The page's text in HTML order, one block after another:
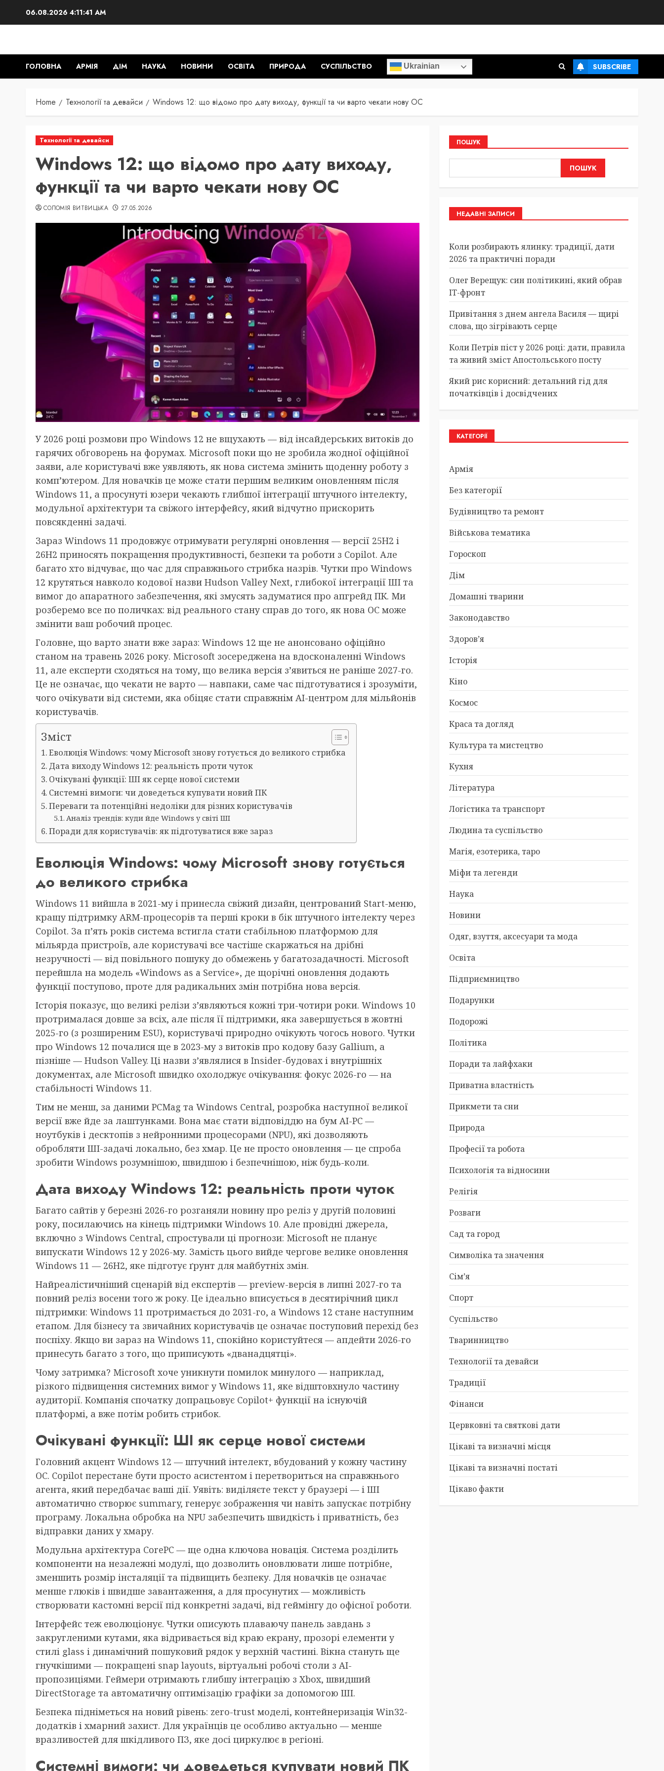
06.08.2026 4:11:42 AM
ГОЛОВНА АРМІЯ ДІМ НАУКА НОВИНИ ОСВІТА ПРИРОДА СУСПІЛЬСТВО Ukrainian SUBSCRIBE
Home Технології та девайси Windows 12: що відомо про дату виходу, функції та чи варто чекати нову ОС
Технології та девайси
Windows 12: що відомо про дату виходу,
функції та чи варто чекати нову ОС
СОЛОМІЯ ВИТВИЦЬКА 27.05.2026
У 2026 році розмови про Windows 12 не вщухають — від інсайдерських витоків до
гарячих обговорень на форумах. Microsoft поки що не зробила жодної офіційної
заяви, але користувачі вже уявляють, як нова система змінить щоденну роботу з
комп’ютером. Для новачків це може стати першим великим оновленням після
Windows 11, а просунуті юзери чекають глибшої інтеграції штучного інтелекту,
модульної архітектури та свіжого інтерфейсу, який відчутно прискорить
повсякденні задачі.
Зараз Windows 11 продовжує отримувати регулярні оновлення — версії 25H2 і
26H2 приносять покращення продуктивності, безпеки та роботи з Copilot. Але
багато хто відчуває, що час для справжнього стрибка назрів. Чутки про Windows
12 крутяться навколо кодової назви Hudson Valley Next, глибокої інтеграції ШІ та
вимог до апаратного забезпечення, які змусять задуматися про апгрейд ПК. Ми
розберемо все по поличках: від реального стану справ до того, як нова ОС може
змінити ваш робочий процес.
Головне, що варто знати вже зараз: Windows 12 ще не анонсовано офіційно
станом на травень 2026 року. Microsoft зосереджена на вдосконаленні Windows
11, але експерти сходяться на тому, що велика версія з’явиться не раніше 2027-го.
Це не означає, що чекати не варто — навпаки, саме час підготуватися і зрозуміти,
чого очікувати від системи, яка обіцяє стати справжнім AI-центром для мільйонів
користувачів.
Зміст
Еволюція Windows: чому Microsoft знову готується до великого стрибка
Дата виходу Windows 12: реальність проти чуток
Очікувані функції: ШІ як серце нової системи
Системні вимоги: чи доведеться купувати новий ПК
Переваги та потенційні недоліки для різних користувачів
Аналіз трендів: куди йде Windows у світі ШІ
Поради для користувачів: як підготуватися вже зараз
Еволюція Windows: чому Microsoft знову готується
до великого стрибка
Windows 11 вийшла в 2021-му і принесла свіжий дизайн, центрований Start-меню,
кращу підтримку ARM-процесорів та перші кроки в бік штучного інтелекту через
Copilot. За п’ять років система встигла стати стабільною платформою для
мільярда пристроїв, але користувачі все частіше скаржаться на дрібні
незручності — від повільного пошуку до обмежень у багатозадачності. Microsoft
перейшла на модель «Windows as a Service», де щорічні оновлення додають
функції поступово, проте для радикальних змін потрібна нова версія.
Історія показує, що великі релізи з’являються кожні три-чотири роки. Windows 10
протрималася довше за всіх, але після її підтримки, яка завершується в жовтні
2025-го (з розширеним ESU), користувачі природно очікують чогось нового. Чутки
про Windows 12 почалися ще в 2023-му з витоків про кодову базу Gallium, а
пізніше — Hudson Valley. Ці назви з’являлися в Insider-будовах і внутрішніх
документах, але Microsoft швидко охолоджує очікування: фокус 2026-го — на
стабільності Windows 11.
Тим не менш, за даними PCMag та Windows Central, розробка наступної великої
версії вже йде за лаштунками. Вона має стати відповіддю на бум AI-PC —
ноутбуків і десктопів з нейронними процесорами (NPU), які дозволяють
обробляти ШІ-задачі локально, без хмар. Це не просто оновлення — це спроба
зробити Windows розумнішою, швидшою і безпечнішою, ніж будь-коли.
Дата виходу Windows 12: реальність проти чуток
Багато сайтів у березні 2026-го розганяли новину про реліз у другій половині
року, посилаючись на кінець підтримки Windows 10. Але провідні джерела,
включно з Windows Central, спростували ці прогнози: Microsoft не планує
випускати Windows 12 у 2026-му. Замість цього вийде чергове велике оновлення
Windows 11 — 26H2, яке підготує ґрунт для майбутніх змін.
Найреалістичніший сценарій від експертів — preview-версія в липні 2027-го та
повний реліз восени того ж року. Це ідеально вписується в десятирічний цикл
підтримки: Windows 11 протримається до 2031-го, а Windows 12 стане наступним
етапом. Для бізнесу та звичайних користувачів це означає поступовий перехід без
поспіху. Якщо ви зараз на Windows 11, спокійно користуйтеся — апдейти 2026-го
принесуть багато з того, що приписують «дванадцятці».
Чому затримка? Microsoft хоче уникнути помилок минулого — наприклад,
різкого підвищення системних вимог у Windows 11, яке відштовхнуло частину
аудиторії. Компанія спочатку допрацьовує Copilot+ функції на існуючій
платформі, а вже потім робить стрибок.
Очікувані функції: ШІ як серце нової системи
Головний акцент Windows 12 — штучний інтелект, вбудований у кожну частину
ОС. Copilot перестане бути просто асистентом і перетвориться на справжнього
агента, який передбачає ваші дії. Уявіть: виділяєте текст у браузері — і ШІ
автоматично створює summary, генерує зображення чи навіть запускає потрібну
програму. Локальна обробка на NPU забезпечить швидкість і приватність, без
відправки даних у хмару.
Модульна архітектура CorePC — ще одна ключова новація. Система розділить
компоненти на незалежні модулі, що дозволить оновлювати лише потрібне,
зменшить розмір інсталяції та підвищить безпеку. Для новачків це означає
менше глюків і швидше завантаження, а для просунутих — можливість
створювати кастомні версії під конкретні задачі, від геймінгу до офісної роботи.
Інтерфейс теж еволюціонує. Чутки описують плаваючу панель завдань з
закругленими кутами, яка відривається від краю екрану, прозорі елементи у
стилі glass і динамічний пошуковий рядок у верхній частині. Вікна стануть ще
гнучкішими — покращені snap layouts, віртуальні робочі столи з AI-
пропозиціями. Геймери отримають глибшу інтеграцію з Xbox, швидший
DirectStorage та автоматичну оптимізацію графіки за допомогою ШІ.
Безпека підніметься на новий рівень: zero-trust моделі, контейнеризація Win32-
додатків і хмарний захист. Для українців це особливо актуально — менше
вразливостей для шкідливого ПЗ, яке досі циркулює в регіоні.
Системні вимоги: чи доведеться купувати новий ПК
ПОШУК
ПОШУК
НЕДАВНІ ЗАПИСИ
Коли розбирають ялинку: традиції, дати
2026 та практичні поради
Олег Верещук: син політикині, який обрав
IT-фронт
Привітання з днем ангела Василя — щирі
слова, що зігрівають серце
Коли Петрів піст у 2026 році: дати, правила
та живий зміст Апостольського посту
Який рис корисний: детальний гід для
початківців і досвідчених
КАТЕГОРІЇ
Армія
Без категорії
Будівництво та ремонт
Військова тематика
Гороскоп
Дім
Домашні тварини
Законодавство
Здоров’я
Історія
Кіно
Космос
Краса та догляд
Культура та мистецтво
Кухня
Література
Логістика та транспорт
Людина та суспільство
Магія, езотерика, таро
Міфи та легенди
Наука
Новини
Одяг, взуття, аксесуари та мода
Освіта
Підприємництво
Подарунки
Подорожі
Політика
Поради та лайфхаки
Приватна властність
Прикмети та сни
Природа
Професії та робота
Психологія та відносини
Релігія
Розваги
Сад та город
Символіка та значення
Сім’я
Спорт
Суспільство
Тваринництво
Технології та девайси
Традиції
Фінанси
Цервковні та святкові дати
Цікаві та визначні місця
Цікаві та визначні постаті
Цікаво факти